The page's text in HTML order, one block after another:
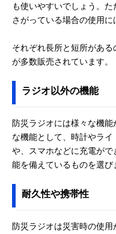
ジオ
TY-JKR5
も使いやすいでしょう。
さがっている場合の使用に
それぞれ長所と短所があ
が多数販売されています。
ラジオ以外の機能
防災ラジオには様々な機
な機能として、時計やラ
や、スマホなどに充電が
能を備えているものを選び
耐久性や携帯性
防災ラジオは災害時の使